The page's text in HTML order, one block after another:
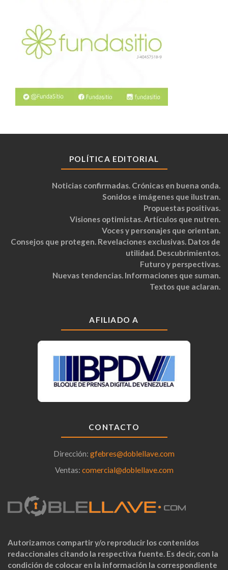
POLÍTICA EDITORIAL
Noticias confirmadas. Crónicas en buena onda.
Sonidos e imágenes que ilustran.
Propuestas positivas.
Visiones optimistas. Artículos que nutren.
Voces y personajes que orientan.
Consejos que protegen. Revelaciones exclusivas. Datos de
utilidad. Descubrimientos.
Futuro y perspectivas.
Nuevas tendencias. Informaciones que suman.
Textos que aclaran.
AFILIADO A
CONTACTO
Dirección: gfebres@doblellave.com
Ventas: comercial@doblellave.com
Autorizamos compartir y/o reproducir los contenidos
redaccionales citando la respectiva fuente. Es decir, con la
condición de colocar en la información la correspondiente